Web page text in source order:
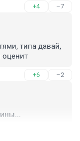
+4 –7
типа давай,
оценит
+6 –2